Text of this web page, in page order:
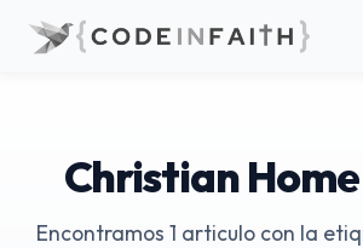
Christian
Encontramos 1 articulo con la